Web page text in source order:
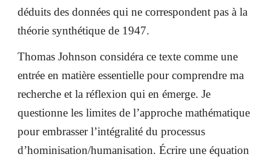
déduits des données qui ne correspondent pas à la
théorie synthétique de 1947.
Thomas Johnson considéra ce texte comme une
entrée en matière essentielle pour comprendre ma
recherche et la réflexion qui en émerge. Je
questionne les limites de l’approche mathématique
pour embrasser l’intégralité du processus
d’hominisation/humanisation. Écrire une équation